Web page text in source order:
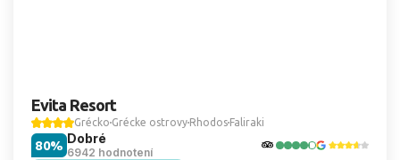
Evita Resort
Grécko Grécke ostrovy Rhodos Faliraki
Dobré
6942 hodnotení
80%